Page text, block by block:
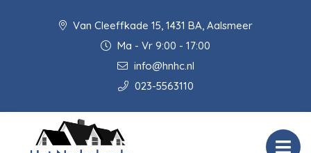
Van Cleeffkade 15, 1431 BA, Aalsmeer
Ma - Vr 9:00 - 17:00
info@hnhc.nl
023-5563110